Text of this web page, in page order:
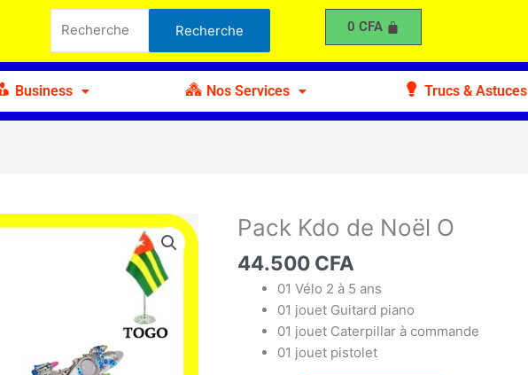
pour :
Recherche 0 CFA
Business Nos Services Trucs & Astuces
Pack Kdo de Noël O
44.500 CFA
01 Vélo 2 à 5 ans
01 jouet Guitard piano
01 jouet Caterpillar à commande
01 jouet pistolet
quantité
Pack
Noël
O